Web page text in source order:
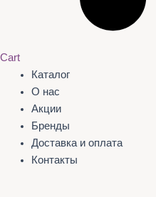
Cart
Каталог
О нас
Акции
Бренды
Доставка и оплата
Контакты